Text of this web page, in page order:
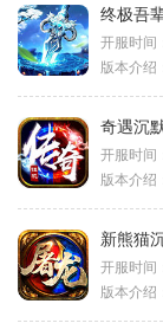
终极吾
开服时间
版本介绍
奇遇沉
开服时间
版本介绍
新熊猫
开服时间
版本介绍